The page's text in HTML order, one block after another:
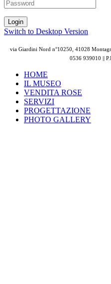
Switch to Desktop Version
via Giardini Nord n°10250, 41028
0536 939010 ||
HOME
IL MUSEO
VENDITA ROSE
SERVIZI
PROGETTAZIONE
PHOTO GALLERY